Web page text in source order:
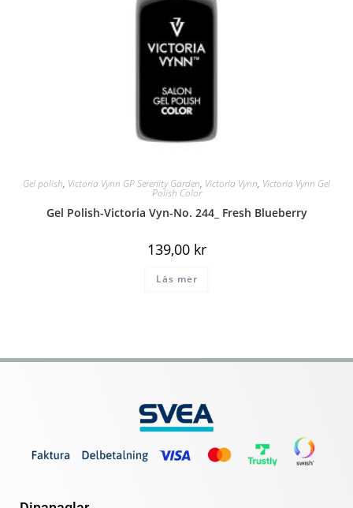
Gel polish, Victoria Vynn GP Serenity Garden, Victoria Vynn, Victoria Vynn Gel
Polish Color
Gel Polish-Victoria Vyn-No. 244_ Fresh Blueberry
139,00 kr
Läs mer